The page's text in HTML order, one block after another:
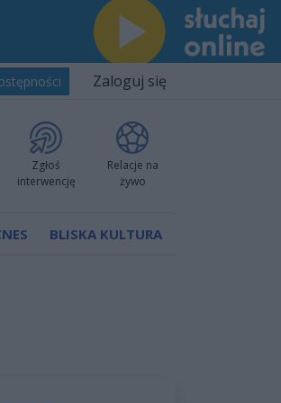
Zaloguj się
Zgłoś
interwencję
Relacje na
żywo
BLISKA KULTURA